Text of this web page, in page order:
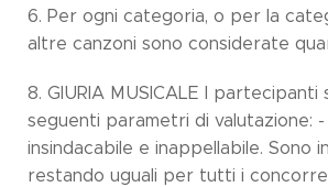
6. Per ogni categoria, o per la
altre canzoni sono considerate
8. GIURIA MUSICALE I
seguenti parametri di valutazione:
insindacabile e inappellabile.
restando uguali per tutti i